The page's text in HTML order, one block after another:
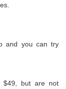
and you can try
$49, but are not